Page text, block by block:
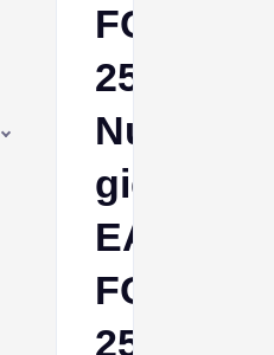
FC
25
gids:
EA
FC
25